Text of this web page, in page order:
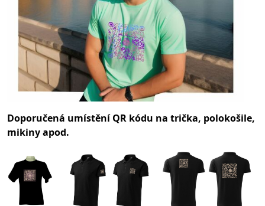
Doporučená umístění QR kódu na trička, polokošile,
mikiny apod.